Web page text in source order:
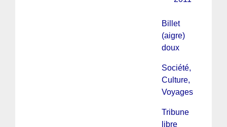
Billet
(aigre)
doux
Société,
Culture,
Voyages
Tribune
libre